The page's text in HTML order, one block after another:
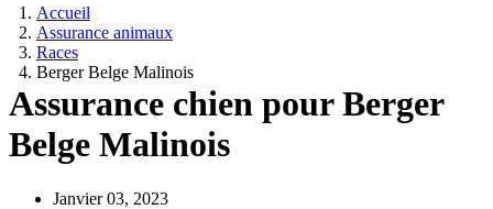
Accueil
Assurance animaux
Races
Berger Belge Malinois
Assurance chien pour Berger
Belge Malinois
Janvier 03, 2023